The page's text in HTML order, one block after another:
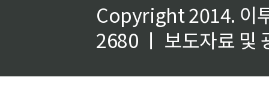
Copyright 2014. 이
2680 ㅣ 보도자료